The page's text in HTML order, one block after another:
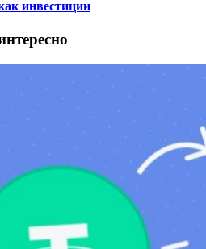
инвестиции